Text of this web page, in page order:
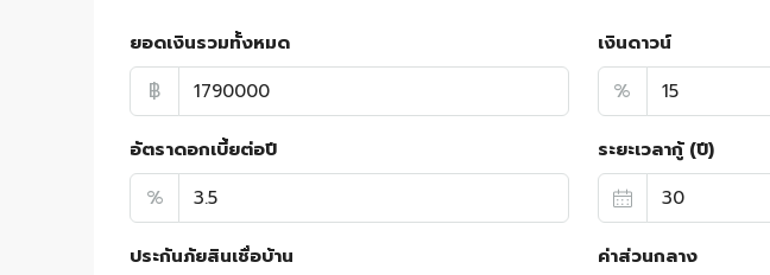
ยอดเงินรวมทั้งหมด
฿
เงินดาวน์
%
อัตราดอกเบี้ยต่อปี
%
ระยะเวลากู้ (ปี)
ประกันภัยสินเชื่อบ้าน ค่าส่วนกลาง